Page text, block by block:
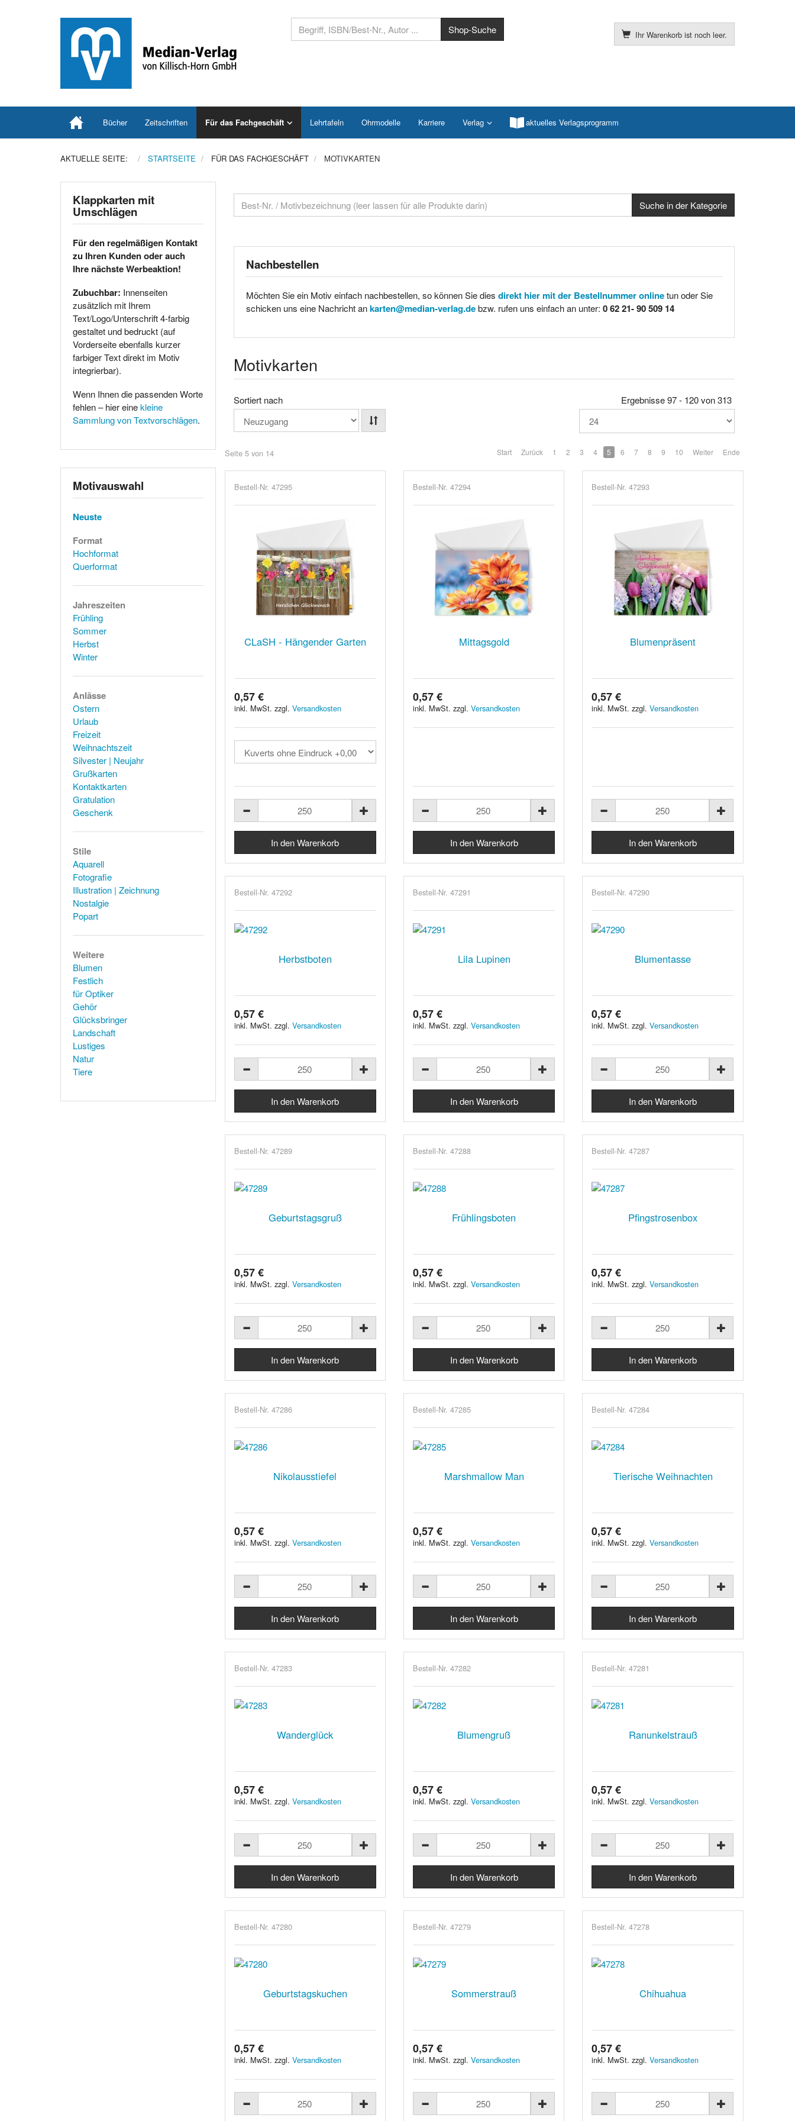
Ihr Warenkorb ist noch leer.
Bücher Zeitschriften Für das Fachgeschäft Lehrtafeln Ohrmodelle Karriere Verlag aktuelles Verlagsprogramm
AKTUELLE SEITE: STARTSEITE FÜR DAS FACHGESCHÄFT MOTIVKARTEN
Nachbestellen
Möchten Sie ein Motiv einfach nachbestellen, so können Sie dies direkt hier mit der Bestellnummer onlinetun oder Sie
schicken uns eine Nachricht ankarten@median-verlag.de bzw. rufen uns einfach an unter: 0 62 21- 90 509 14
Motivkarten
Sortiert nach Ergebnisse 97 - 120 von 313
Seite 5 von 14 Start Zurück 1 2 3 4 5 6 7 8 9 10 Weiter Ende
Bestell-Nr. 47295
CLaSH - Hängender Garten
0,57 €
inkl. MwSt. zzgl. Versandkosten
Bestell-Nr. 47294
Mittagsgold
0,57 €
inkl. MwSt. zzgl. Versandkosten
Bestell-Nr. 47293
Blumenpräsent
0,57 €
inkl. MwSt. zzgl.Versandkosten
Bestell-Nr. 47292
Herbstboten
0,57 €
inkl. MwSt. zzgl. Versandkosten
Bestell-Nr. 47291
Lila Lupinen
0,57 €
inkl. MwSt. zzgl. Versandkosten
Bestell-Nr. 47290
Blumentasse
0,57 €
inkl. MwSt. zzgl.Versandkosten
Bestell-Nr. 47289
Geburtstagsgruß
0,57 €
inkl. MwSt. zzgl. Versandkosten
Bestell-Nr. 47288
Frühlingsboten
0,57 €
inkl. MwSt. zzgl. Versandkosten
Bestell-Nr. 47287
Pfingstrosenbox
0,57 €
inkl. MwSt. zzgl.Versandkosten
Bestell-Nr. 47286
Nikolausstiefel
0,57 €
inkl. MwSt. zzgl. Versandkosten
Bestell-Nr. 47285
Marshmallow Man
0,57 €
inkl. MwSt. zzgl. Versandkosten
Bestell-Nr. 47284
Tierische Weihnachten
0,57 €
inkl. MwSt. zzgl.Versandkosten
Bestell-Nr. 47283
Wanderglück
0,57 €
inkl. MwSt. zzgl. Versandkosten
Bestell-Nr. 47282
Blumengruß
0,57 €
inkl. MwSt. zzgl. Versandkosten
Bestell-Nr. 47281
Ranunkelstrauß
0,57 €
inkl. MwSt. zzgl.Versandkosten
Bestell-Nr. 47280
Geburtstagskuchen
0,57 €
inkl. MwSt. zzgl. Versandkosten
Bestell-Nr. 47279
Sommerstrauß
0,57 €
inkl. MwSt. zzgl. Versandkosten
Bestell-Nr. 47278
Chihuahua
0,57 €
inkl. MwSt. zzgl.Versandkosten
Klappkarten mit
Umschlägen
Für den regelmäßigen Kontakt
zu Ihren Kunden oder auch
Ihre nächste Werbeaktion!
Zubuchbar: Innenseiten
zusätzlich mit Ihrem
Text/Logo/Unterschrift 4-farbig
gestaltet und bedruckt (auf
Vorderseite ebenfalls kurzer
farbiger Text direkt im Motiv
integrierbar).
Wenn Ihnen die passenden Worte
fehlen – hier einekleine
Sammlung von Textvorschlägen.
Motivauswahl
Neuste
Format
Hochformat
Querformat
Jahreszeiten
Frühling
Sommer
Herbst
Winter
Anlässe
Ostern
Urlaub
Freizeit
Weihnachtszeit
Silvester | Neujahr
Grußkarten
Kontaktkarten
Gratulation
Geschenk
Stile
Aquarell
Fotografie
Illustration | Zeichnung
Nostalgie
Popart
Weitere
Blumen
Festlich
für Optiker
Gehör
Glücksbringer
Landschaft
Lustiges
Natur
Tiere